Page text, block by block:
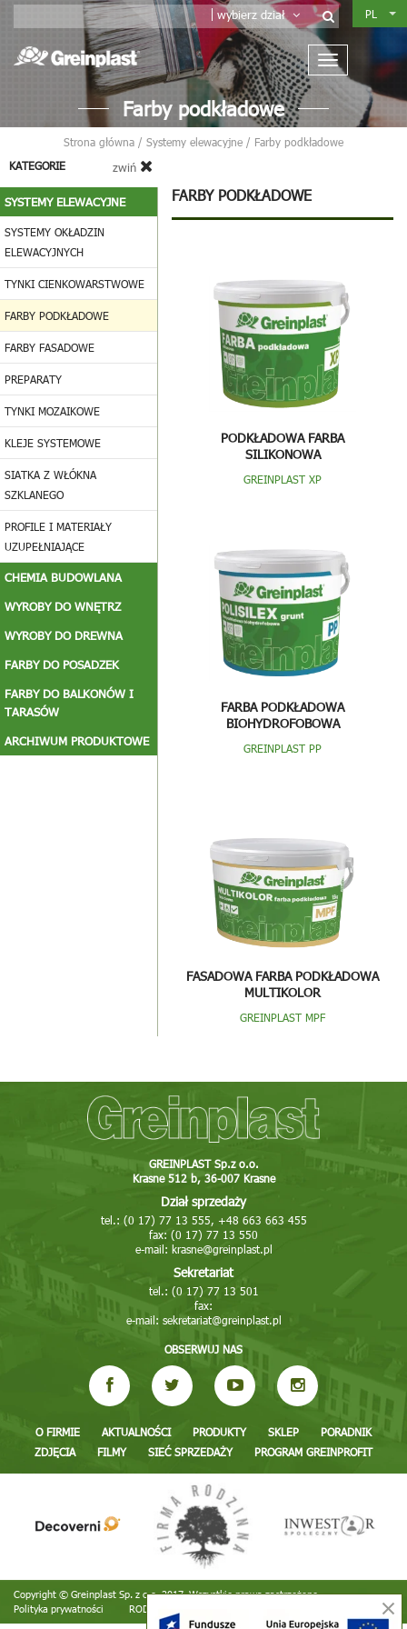
wybierz dział PL
Farby podkładowe
Strona główna / Systemy elewacyjne / Farby podkładowe
KATEGORIE
zwiń
SYSTEMY ELEWACYJNE
SYSTEMY OKŁADZIN
ELEWACYJNYCH
TYNKI CIENKOWARSTWOWE
FARBY PODKŁADOWE
FARBY FASADOWE
PREPARATY
TYNKI MOZAIKOWE
KLEJE SYSTEMOWE
SIATKA Z WŁÓKNA
SZKLANEGO
PROFILE I MATERIAŁY
UZUPEŁNIAJĄCE
CHEMIA BUDOWLANA
WYROBY DO WNĘTRZ
WYROBY DO DREWNA
FARBY DO POSADZEK
FARBY DO BALKONÓW I
TARASÓW
ARCHIWUM PRODUKTOWE
FARBY PODKŁADOWE
PODKŁADOWA FARBA
SILIKONOWA
GREINPLAST XP
FARBA PODKŁADOWA
BIOHYDROFOBOWA
GREINPLAST PP
FASADOWA FARBA PODKŁADOWA
MULTIKOLOR
GREINPLAST MPF
GREINPLAST Sp.z o.o.
Krasne 512 b, 36-007 Krasne
Dział sprzedaży
tel.: (0 17) 77 13 555, +48 663 663 455
fax: (0 17) 77 13 550
e-mail: krasne@greinplast.pl
Sekretariat
tel.: (0 17) 77 13 501
fax:
e-mail: sekretariat@greinplast.pl
OBSERWUJ NAS
O FIRMIE AKTUALNOŚCI PRODUKTY SKLEP
PORADNIK
ZDJĘCIA
FILMY SIEĆ SPRZEDAŻY PROGRAM GREINPROFIT
Copyright © Greinplast Sp. z o.o. 2017. Wszystkie prawa zastrzeżone
Polityka prywatności
RODO TiO interactive